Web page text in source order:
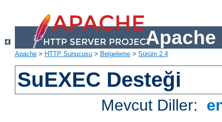
Apache
Apache > HTTP Sunucusu > Belgeleme > Sürüm 2.4
SuEXEC Desteği
Mevcut Diller: